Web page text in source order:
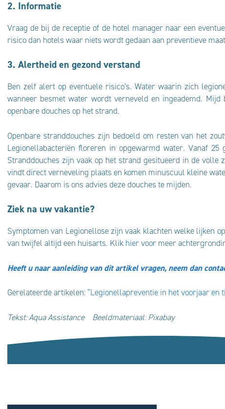
2. Informatie
Vraag de bij de receptie of de hotel manager naar een
risico dan hotels waar niets wordt gedaan aan preventieve
3. Alertheid en gezond verstand
Ben zelf alert op eventuele risico’s. Water waarin zich
wanneer besmet water wordt verneveld en ingeademd.
openbare douches op het strand.
Openbare stranddouches zijn bedoeld om resten van het
Legionellabacteriën floreren in opgewarmd water. Vanaf
Stranddouches zijn vaak op het strand gesitueerd in de volle
vindt direct verneveling plaats en komen minuscuul kleine
gevaar. Daarom is ons advies deze douches te mijden.
Ziek na uw vakantie?
Symptomen van Legionellose zijn vaak klachten welke lijken
van twijfel altijd een huisarts. Klik hiervoor meer
Heeft u naar aanleiding van dit artikel vragen, neem dan
Gerelateerde artikelen: “Legionellapreventie in het voorjaar en
Tekst: Aqua Assistance Beeldmateriaal: Pixabay